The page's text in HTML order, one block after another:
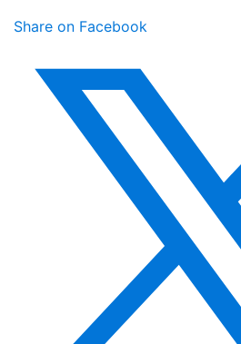
Share on Facebook